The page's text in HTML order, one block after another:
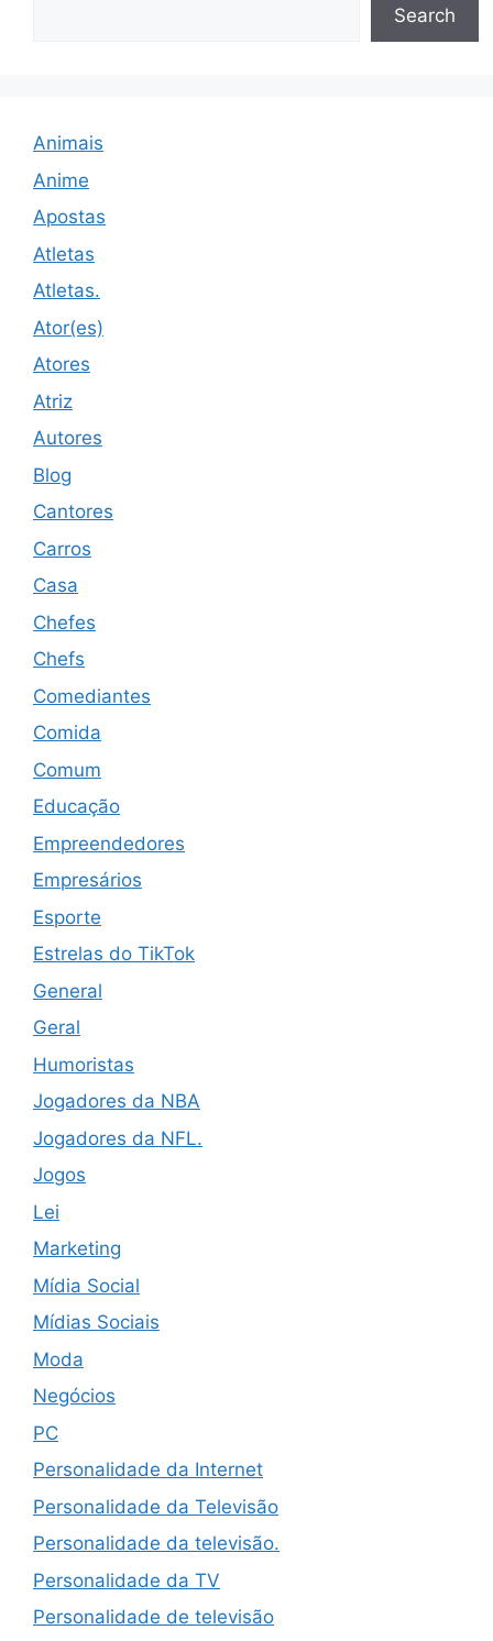
Search
Animais
Anime
Apostas
Atletas
Atletas.
Ator(es)
Atores
Atriz
Autores
Blog
Cantores
Carros
Casa
Chefes
Chefs
Comediantes
Comida
Comum
Educação
Empreendedores
Empresários
Esporte
Estrelas do TikTok
General
Geral
Humoristas
Jogadores da NBA
Jogadores da NFL.
Jogos
Lei
Marketing
Mídia Social
Mídias Sociais
Moda
Negócios
PC
Personalidade da Internet
Personalidade da Televisão
Personalidade da televisão.
Personalidade da TV
Personalidade de televisão